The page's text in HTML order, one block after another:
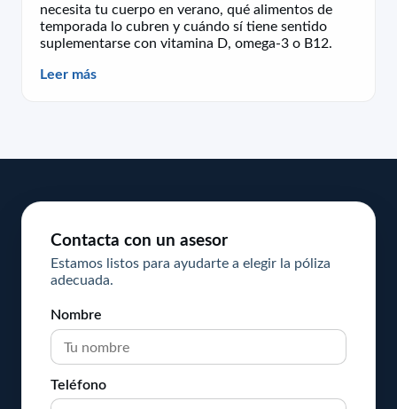
necesita tu cuerpo en verano, qué alimentos de
temporada lo cubren y cuándo sí tiene sentido
suplementarse con vitamina D, omega-3 o B12.
Leer más
Contacta con un asesor
Estamos listos para ayudarte a elegir la póliza
adecuada.
Nombre
Teléfono